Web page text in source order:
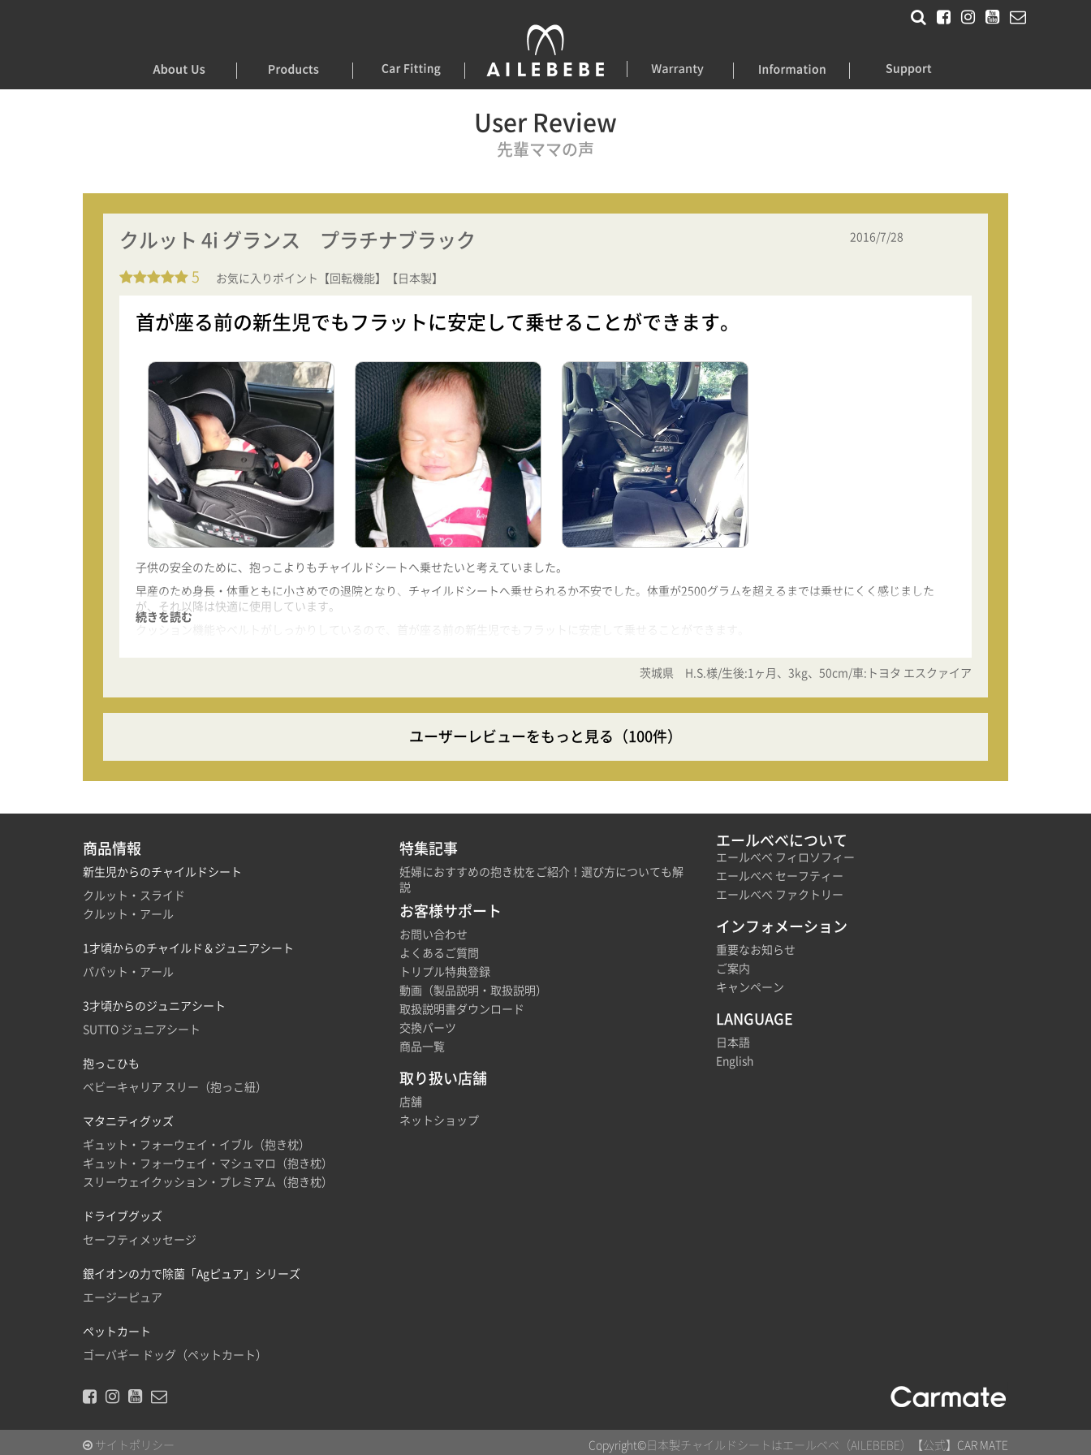
User Review
先輩ママの声
クルット 4i グランス プラチナブラック 2016/7/28
5 お気に入りポイント【回転機能】【日本製】
首が座る前の新生児でもフラットに安定して乗せることができます。
子供の安全のために、抱っこよりもチャイルドシートへ乗せたいと考えていました。
早産のため身長・体重ともに小さめでの退院となり、チャイルドシートへ乗せられるか不安でした。体重が2500グラムを超えるまでは乗せにくく感じました
が、それ以降は快適に使用しています。
クッション機能やベルトがしっかりしているので、首が座る前の新生児でもフラットに安定して乗せることができます。
助手席側にはジュニアシート、運転席側にチャイルドシートを取り付けていますが、どちらからでも乗せ降ろしが可能です。
続きを読む
茨城県 H.S.様/生後:1ヶ月、3kg、50cm/車:トヨタ エスクァイア
ユーザーレビューをもっと見る（100件）
商品情報
新生児からのチャイルドシート
クルット・スライド
クルット・アール
1才頃からのチャイルド＆ジュニアシート
パパット・アール
3才頃からのジュニアシート
SUTTO ジュニアシート
抱っこひも
ベビーキャリア スリー（抱っこ紐）
マタニティグッズ
ギュット・フォーウェイ・イブル（抱き枕）
ギュット・フォーウェイ・マシュマロ（抱き枕）
スリーウェイクッション・プレミアム（抱き枕）
ドライブグッズ
セーフティメッセージ
銀イオンの力で除菌「Agピュア」シリーズ
エージーピュア
ペットカート
ゴーバギー ドッグ（ペットカート）
特集記事
妊婦におすすめの抱き枕をご紹介！選び方についても解
説
お客様サポート
お問い合わせ
よくあるご質問
トリプル特典登録
動画（製品説明・取扱説明）
取扱説明書ダウンロード
交換パーツ
商品一覧
取り扱い店舗
店舗
ネットショップ
エールべべについて
エールべべ フィロソフィー
エールべべ セーフティー
エールべべ ファクトリー
インフォメーション
重要なお知らせ
ご案内
キャンペーン
LANGUAGE
日本語
English
サイトポリシー Copyright© 日本製チャイルドシートはエールベベ（AILEBEBE）【公式】 CAR MATE